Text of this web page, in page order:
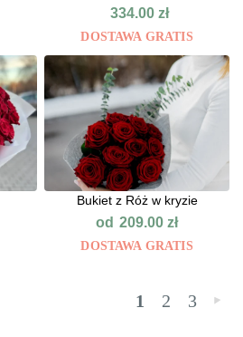
334.00zł
DOSTAWA GRATIS
Bukiet z Róż w kryzie
od 209.00zł
DOSTAWA GRATIS
1 2 3 »